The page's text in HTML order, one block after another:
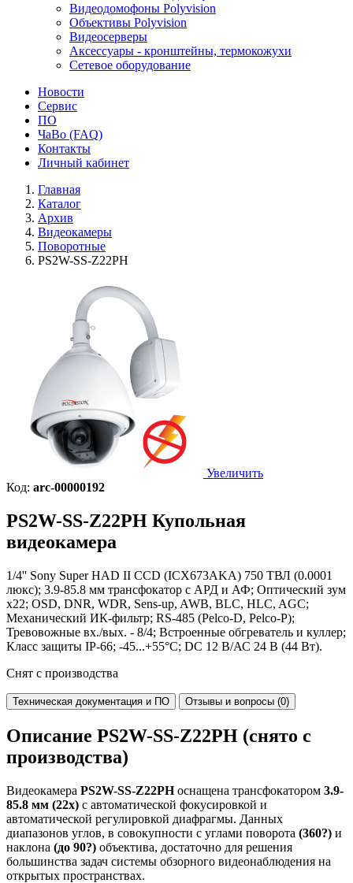
Видеодомофоны Polyvision
Объективы Polyvision
Видеосерверы
Аксессуары - кронштейны, термокожухи
Сетевое оборудование
Новости
Сервис
ПО
ЧаВо (FAQ)
Контакты
Личный кабинет
Главная
Каталог
Архив
Видеокамеры
Поворотные
PS2W-SS-Z22PH
Увеличить
Код: arc-00000192
PS2W-SS-Z22PH Купольная
видеокамера
1/4'' Sony Super HAD II CCD (ICX673AKA) 750 ТВЛ (0.0001
люкс); 3.9-85.8 мм трансфокатор с АРД и АФ; Оптический зум
x22; OSD, DNR, WDR, Sens-up, AWB, BLC, HLC, AGC;
Механический ИК-фильтр; RS-485 (Pelco-D, Pelco-P);
Тревовожные вх./вых. - 8/4; Встроенные обгреватель и куллер;
Класс защиты IP-66; -45...+55°С; DC 12 В/АС 24 В (44 Вт).
Снят с производства
Техническая документация и ПО Отзывы и вопросы (0)
Описание PS2W-SS-Z22PH (снято с
производства)
Видеокамера PS2W-SS-Z22PHоснащена трансфокатором 3.9-
85.8 мм (22x) с автоматической фокусировкой и
автоматической регулировкой диафрагмы. Данных
диапазонов углов, в совокупности с углами поворота (360?) и
наклона (до 90?) объектива, достаточно для решения
большинства задач системы обзорного видеонаблюдения на
открытых пространствах.